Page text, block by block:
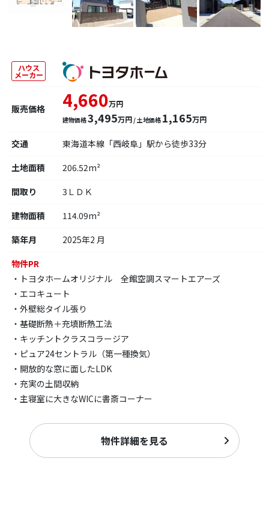
ハウス
メーカー
販売価格 4,660万円
建物価格3,495万円 / 土地価格 1,165万円
交通
東海道本線「西岐阜」駅から徒歩33分
土地面積
206.52m²
間取り
3ＬＤＫ
建物面積
114.09m²
築年月
2025年2 月
物件PR
・トヨタホームオリジナル 全館空調スマートエアーズ
・エコキュート
・外壁総タイル張り
・基礎断熱＋充填断熱工法
・キッチントクラスコラージア
・ピュア24セントラル（第一種換気）
・開放的な窓に面したLDK
・充実の土間収納
・主寝室に大きなWICに書斎コーナー
物件詳細を見る